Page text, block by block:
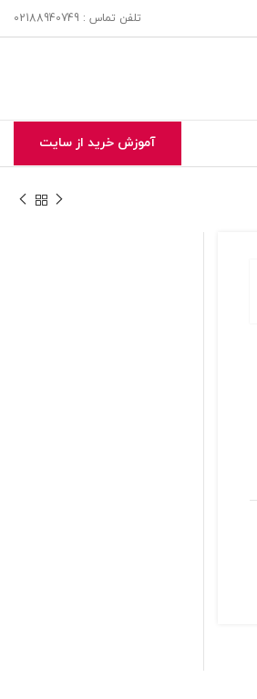
تلفن تماس : 02188940749
آموزش خرید از سایت